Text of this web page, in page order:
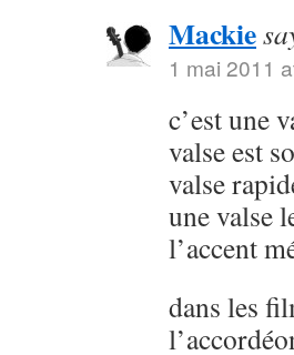
Mackie
1 mai 2011
c’est une
valse est
valse
une valse
l’accent
dans les